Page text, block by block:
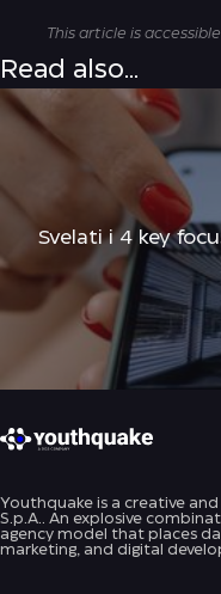
This article is
Read also...
Svelati i 4 key
Youthquake is a creative
S.p.A.. An explosive
agency model that places
marketing, and digital